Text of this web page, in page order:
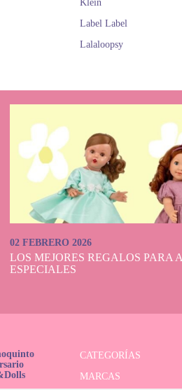
Klein
Label Label
Lalaloopsy
02 FEBRERO 2026
LOS MEJORES REGALOS PARA
ESPECIALES
CATEGORÍAS
MARCAS